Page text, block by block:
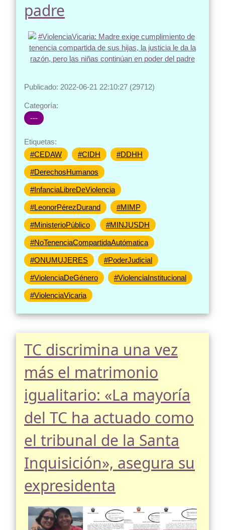
padre
Publicado: 2022-06-21 22:10:27 (29712)
Categoría:
---
Etiquetas:
#CEDAW
#CIDH #DDHH
#DerechosHumanos
#InfanciaLibreDeViolencia
#LeonorPérezDurand #MIMP
#MinisterioPúblico #MINJUSDH
#NoTenenciaCompartidaAutómatica
#ONUMUJERES #PoderJudicial
#ViolenciaDeGénero #ViolenciaInstitucional
#ViolenciaVicaria
TC discrimina una vez
más el matrimonio
igualitario: «La mayoría
del TC ha actuado como
el tribunal de la Santa
Inquisición», asegura su
expresidenta